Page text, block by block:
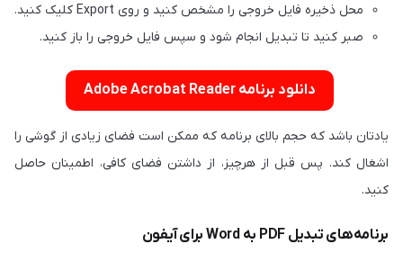
محل ذخیره فایل خروجی را مشخص کنید و روی Export کلیک کنید.
صبر کنید تا تبدیل انجام شود و سپس فایل خروجی را باز کنید.
دانلود برنامه Adobe Acrobat Reader
یادتان باشد که حجم بالای برنامه که ممکن است فضای زیادی از گوشی را
اشغال کند. پس قبل از هرچیز، از داشتن فضای کافی، اطمینان حاصل
کنید.
برنامه‌های تبدیل PDF به Word برای آیفون